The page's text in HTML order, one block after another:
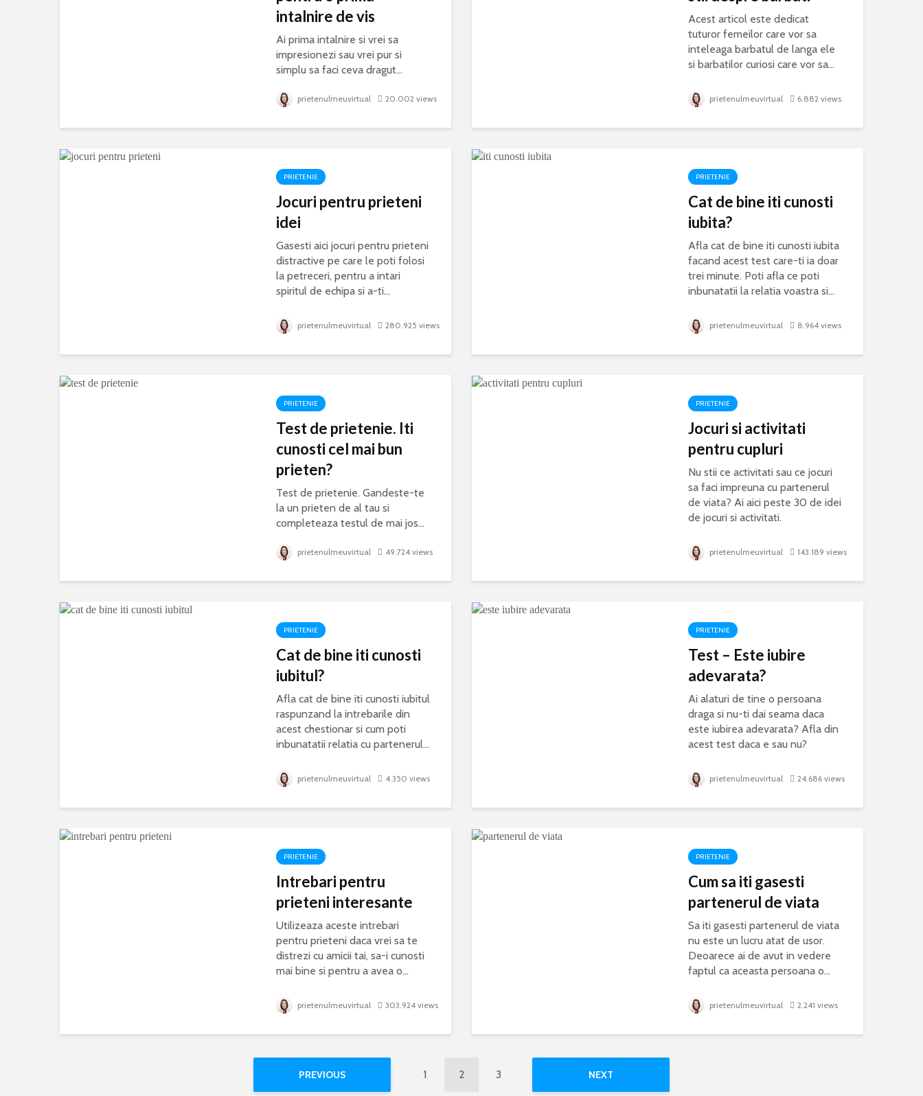
intalnire de vis
Ai prima intalnire si vrei sa
impresionezi sau vrei pur si
simplu sa faci ceva dragut...
prietenulmeuvirtual 20.002 views
Acest articol este dedicat
tuturor femeilor care vor sa
inteleaga barbatul de langa ele
si barbatilor curiosi care vor sa...
prietenulmeuvirtual 6.882 views
PRIETENIE
Jocuri pentru prieteni
idei
Gasesti aici jocuri pentru prieteni
distractive pe care le poti folosi
la petreceri, pentru a intari
spiritul de echipa si a-ti...
prietenulmeuvirtual 280.925 views
PRIETENIE
Cat de bine iti cunosti
iubita?
Afla cat de bine iti cunosti iubita
facand acest test care-ti ia doar
trei minute. Poti afla ce poti
inbunatatii la relatia voastra si...
prietenulmeuvirtual 8.964 views
PRIETENIE
Test de prietenie. Iti
cunosti cel mai bun
prieten?
Test de prietenie. Gandeste-te
la un prieten de al tau si
completeaza testul de mai jos...
prietenulmeuvirtual 49.724 views
PRIETENIE
Jocuri si activitati
pentru cupluri
Nu stii ce activitati sau ce jocuri
sa faci impreuna cu partenerul
de viata? Ai aici peste 30 de idei
de jocuri si activitati.
prietenulmeuvirtual 143.189 views
PRIETENIE
Cat de bine iti cunosti
iubitul?
Afla cat de bine iti cunosti iubitul
raspunzand la intrebarile din
acest chestionar si cum poti
inbunatatii relatia cu partenerul...
prietenulmeuvirtual 4.350 views
PRIETENIE
Test – Este iubire
adevarata?
Ai alaturi de tine o persoana
draga si nu-ti dai seama daca
este iubirea adevarata? Afla din
acest test daca e sau nu?
prietenulmeuvirtual 24.686 views
PRIETENIE
Intrebari pentru
prieteni interesante
Utilizeaza aceste intrebari
pentru prieteni daca vrei sa te
distrezi cu amicii tai, sa-i cunosti
mai bine si pentru a avea o...
prietenulmeuvirtual 303.924 views
PRIETENIE
Cum sa iti gasesti
partenerul de viata
Sa iti gasesti partenerul de viata
nu este un lucru atat de usor.
Deoarece ai de avut in vedere
faptul ca aceasta persoana o...
prietenulmeuvirtual 2.241 views
PREVIOUS 1 2 3 NEXT